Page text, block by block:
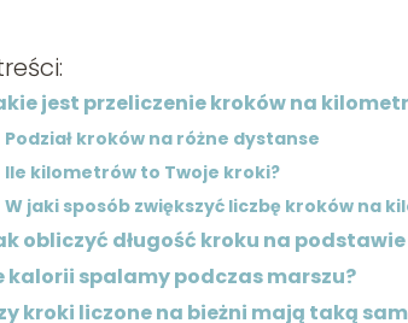
jest przeliczenie kroków na
Podział kroków na różne dystanse
Ile kilometrów to Twoje kroki?
W jaki sposób zwiększyć liczbę kroków na
obliczyć długość kroku na
kalorii spalamy podczas marszu?
kroki liczone na bieżni mają taką